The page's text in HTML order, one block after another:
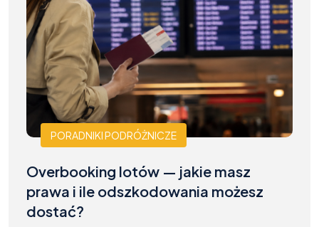
PORADNIKI PODRÓŻNICZE
Overbooking lotów — jakie masz
prawa i ile odszkodowania możesz
dostać?